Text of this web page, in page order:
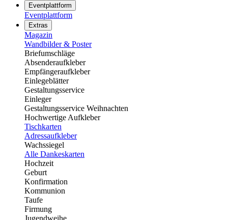
Eventplattform
Eventplattform
Extras
Magazin
Wandbilder & Poster
Briefumschläge
Absenderaufkleber
Empfängeraufkleber
Einlegeblätter
Gestaltungsservice
Einleger
Gestaltungsservice Weihnachten
Hochwertige Aufkleber
Tischkarten
Adressaufkleber
Wachssiegel
Alle Dankeskarten
Hochzeit
Geburt
Konfirmation
Kommunion
Taufe
Firmung
Jugendweihe